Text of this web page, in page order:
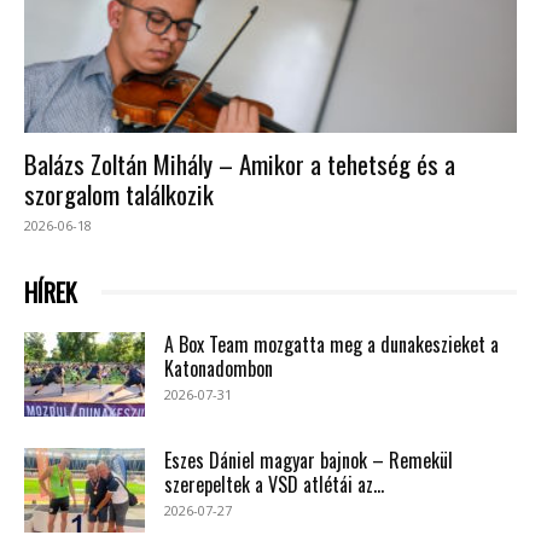
Balázs Zoltán Mihály – Amikor a tehetség és a
szorgalom találkozik
2026-06-18
HÍREK
A Box Team mozgatta meg a dunakeszieket a
Katonadombon
2026-07-31
Eszes Dániel magyar bajnok – Remekül
szerepeltek a VSD atlétái az...
2026-07-27